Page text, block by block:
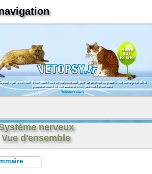
News
sur
le site
qui connait vraiment les animaux est par là même capable de comprendre
pleinement le caractère unique de l'homme
Konrad Lorenz
nerveux
Vue d'ensemble